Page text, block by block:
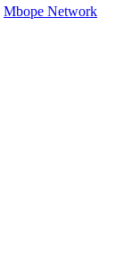
Mbope Network